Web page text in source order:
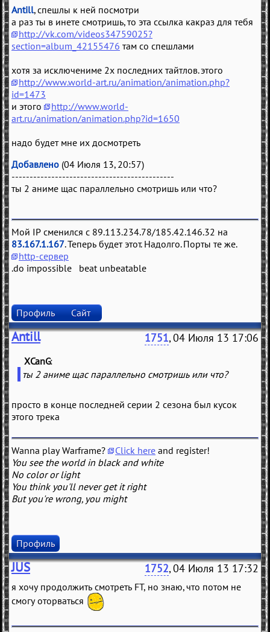
Antill, спешлы к ней посмотри
а раз ты в инете смотришь, то эта ссылка какраз для тебя
http://vk.com/videos34759025?
section=album_42155476 там со спешлами
хотя за исключениме 2х последних тайтлов. этого
http://www.world-art.ru/animation/animation.php?
id=1473
и этого
http://www.world-
art.ru/animation/animation.php?id=1650
надо будет мне их досмотреть
Добавлено (04 Июля 13, 20:57)
---------------------------------------------
ты 2 аниме щас параллельно смотришь или что?
Мой IP сменился с 89.113.234.78/185.42.146.32 на
83.167.1.167. Теперь будет этот. Надолго. Порты те же.
http-сервер
.do impossible beat unbeatable
Профиль Сайт
Antill 1751, 04 Июля 13 17:06
XCanG
ты 2 аниме щас параллельно смотришь или что?
просто в конце последней серии 2 сезона был кусок
этого трека
Wanna play Warframe? Click here and register!
You see the world in black and white
No color or light
You think you'll never get it right
But you're wrong, you might
Профиль
JUS 1752, 04 Июля 13 17:32
я хочу продолжить смотреть FT, но знаю, что потом не
смогу оторваться